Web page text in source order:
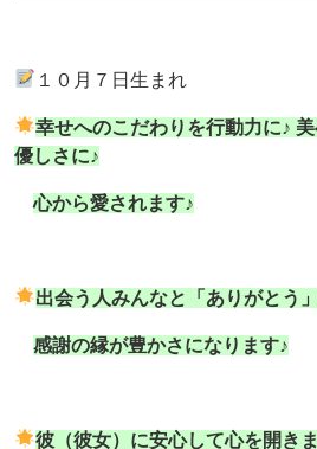
１０月７日生まれ
幸せへのこだわりを行動力に♪
優しさに♪
心から愛されます♪
出会う人みんなと「ありがとう
感謝の縁が豊かさになります♪
彼（彼女）に安心して心を開きま